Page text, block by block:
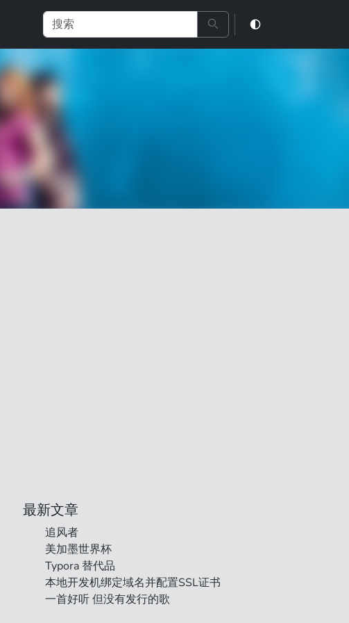
最新文章
追风者
美加墨世界杯
Typora 替代品
本地开发机绑定域名并配置SSL证书
一首好听 但没有发行的歌